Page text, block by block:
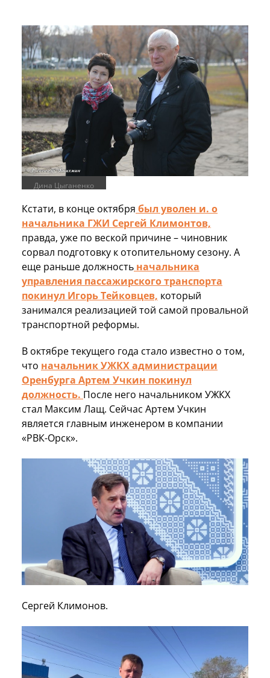
Дина Цыганенко
Кстати, в конце октября был уволен и. о
начальника ГЖИ Сергей Климонтов,
правда, уже по веской причине – чиновник
сорвал подготовку к отопительному сезону. А
еще раньше должность начальника
управления пассажирского транспорта
покинул Игорь Тейковцев, который
занимался реализацией той самой провальной
транспортной реформы.
В октябре текущего года стало известно о том,
что начальник УЖКХ администрации
Оренбурга Артем Учкин покинул
должность. После него начальником УЖКХ
стал Максим Лащ. Сейчас Артем Учкин
является главным инженером в компании
«РВК-Орск».
Сергей Климонов.